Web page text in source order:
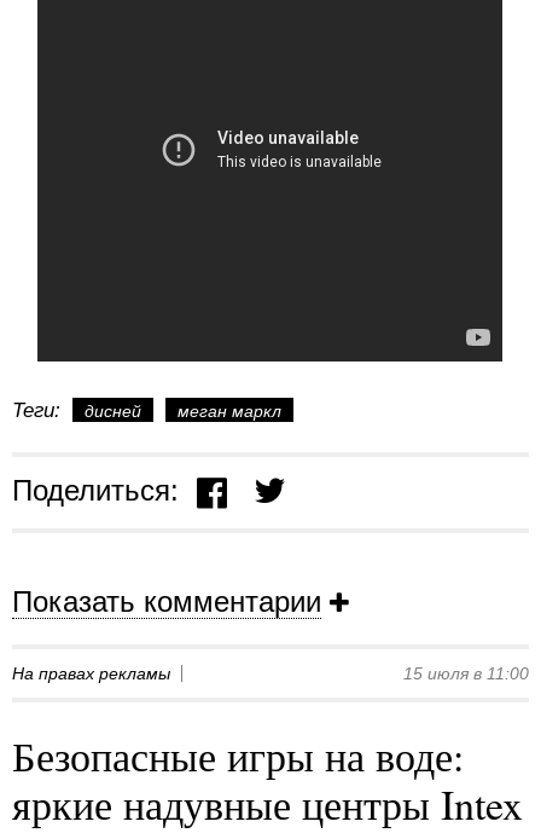
Теги: дисней меган маркл
Поделиться:
Показать комментарии
На правах рекламы 15 июля в 11:00
Безопасные игры на воде:
яркие надувные центры Intex